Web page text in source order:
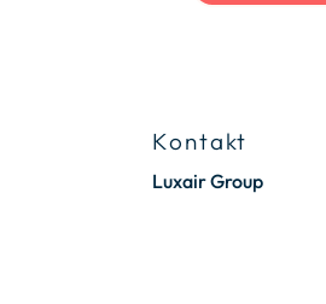
Kontakt
Luxair Group